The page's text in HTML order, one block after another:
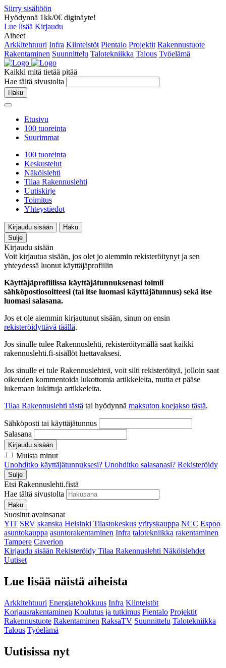
Siirry sisältöön
Hyödynnä 1kk/0€ diginäyte!
Lue lisää Kirjaudu
Aiheet
Arkkitehtuuri Infra Kiinteistöt Pientalo Projektit Rakennustuote
Rakentaminen Suunnittelu Talotekniikka Talous Työelämä
Kaikki mitä tietää pitää
Hae tältä sivustolta
Haku
Etusivu
100 tuoreinta
Suurimmat
100 tuoreinta
Keskustelut
Näköislehti
Tilaa Rakennuslehti
Uutiskirje
Toimitus
Yhteystiedot
Kirjaudu sisään
Haku
Sulje
Kirjaudu sisään
Voit kirjautua sisään, jos olet jo aiemmin rekisteröitynyt ja sen
yhteydessä luonut käyttäjäprofiilin
Käyttäjäprofiilissa käyttäjätunnuksenasi toimii
sähköpostiosoitteesi (tai itse luomasi käyttäjätunnus) sekä itse
luomasi salasana.
Jos et ole aiemmin kirjautunut sisään, sinun on ensin
rekisteröidyttävä täällä.
Jos sinulle tulee Rakennuslehti, rekisteröitymällä saat kaikki
rakennuslehti.fi-sisällöt luettavaksesi.
Jos sinulle ei tule Rakennuslehteä, voit silti rekisteröityä, jolloin saat
oikeuden kommentoida lukottomia artikkeleita, mutta et pääse
lukemaan lukittuja artikkeleita.
Tilaa Rakennuslehti tästä tai hyödynnä maksuton koejakso tästä.
Sähköposti tai käyttäjätunnus
Salasana
Kirjaudu sisään
Muista minut
Unohditko käyttäjätunnuksesi? Unohditko salasanasi? Rekisteröidy
Sulje
Etsi Rakennuslehti.fistä
Hae tältä sivustolta
Haku
Suositut avainsanat
YIT SRV skanska Helsinki Tilastokeskus yrityskauppa NCC Espoo
asuntokauppa asuntorakentaminen Infra talotekniikka rakentaminen
Tampere Caverion
Kirjaudu sisään Rekisteröidy Tilaa Rakennuslehti Näköislehdet
Uutiset
Lue lisää näistä aiheista
Arkkitehtuuri Energiatehokkuus Infra Kiinteistöt
Korjausrakentaminen Koulutus ja tutkimus Pientalo Projektit
Rakennustuote Rakentaminen RaksaTV Suunnittelu Talotekniikka
Talous Työelämä
Uutisissa nyt